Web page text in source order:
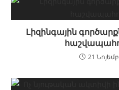
Լիզինգային
21